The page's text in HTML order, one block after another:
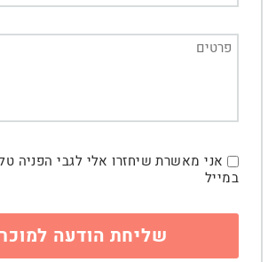
אני מאשרת שיחזרו אלי לגבי הפניה
במייל